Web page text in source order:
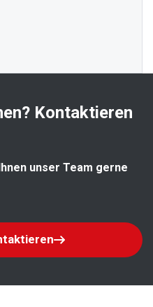
Kontaktieren
unser Team gerne